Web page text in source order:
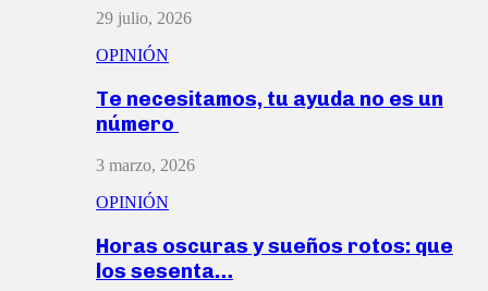
29 julio, 2026
OPINIÓN
Te necesitamos, tu ayuda no es un
número
3 marzo, 2026
OPINIÓN
Horas oscuras y sueños rotos: que
los sesenta…